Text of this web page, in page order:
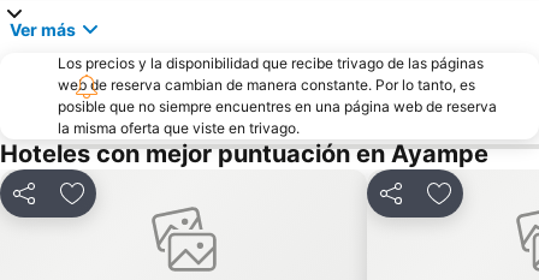
Ver más
Los precios y la disponibilidad que recibe trivago de las páginas
web de reserva cambian de manera constante. Por lo tanto, es
posible que no siempre encuentres en una página web de reserva
la misma oferta que viste en trivago.
Hoteles con mejor puntuación en Ayampe
CompartirAgregar a favoritos CompartirAgregar a